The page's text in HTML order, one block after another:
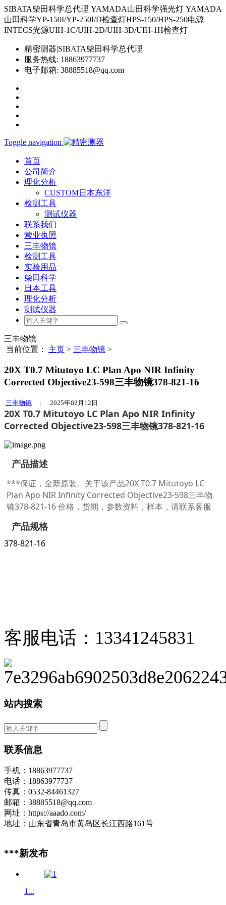
SIBATA柴田科学总代理 YAMADA山田科学强光灯 YAMADA
山田科学YP-150I/YP-250I/D检查灯HPS-150/HPS-250电源
INTECS光源UIH-1C/UIH-2D/UIH-3D/UIH-1H检查灯
精密测器|SIBATA柴田科学总代理
服务热线: 18863977737
电子邮箱: 38885518@qq.com
Toggle navigation
首页
公司简介
理化分析
CUSTOM日本东洋
检测工具
测试仪器
联系我们
营业执照
三丰物镜
检测工具
实验用品
柴田科学
日本工具
理化分析
测试仪器
三丰物镜
当前位置： 主页 > 三丰物镜 >
20X T0.7 Mitutoyo LC Plan Apo NIR Infinity
Corrected Objective23-598三丰物镜378-821-16
三丰物镜 | 2025年02月12日
20X T0.7 Mitutoyo LC Plan Apo NIR Infinity
Corrected Objective23-598三丰物镜378-821-16
产品描述
***保证，全新原装。关于该产品20X T0.7 Mitutoyo LC
Plan Apo NIR Infinity Corrected Objective23-598三丰物
镜378-821-16 价格，货期，参数资料，样本，请联系客服
产品规格
378-821-16
客服电话：13341245831
站内搜索
联系信息
手机：18863977737
电话：18863977737
传真：0532-84461327
邮箱：38885518@qq.com
网址：https://aaado.com/
地址：山东省青岛市黄岛区长江西路161号
***新发布
1...